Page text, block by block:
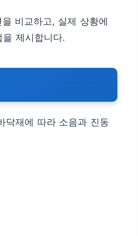
비교하고, 실제 상황에
제시합니다.
닥재에 따라 소음과 진동